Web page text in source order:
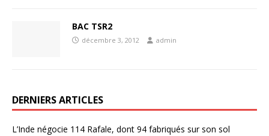
BAC TSR2
décembre 3, 2012 admin
DERNIERS ARTICLES
L’Inde négocie 114 Rafale, dont 94 fabriqués sur son sol